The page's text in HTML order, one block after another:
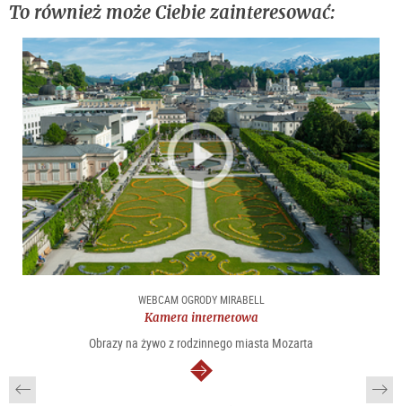
To również może Ciebie zainteresować:
WEBCAM OGRODY MIRABELL
Kamera internetowa
Obrazy na żywo z rodzinnego miasta Mozarta
dalej